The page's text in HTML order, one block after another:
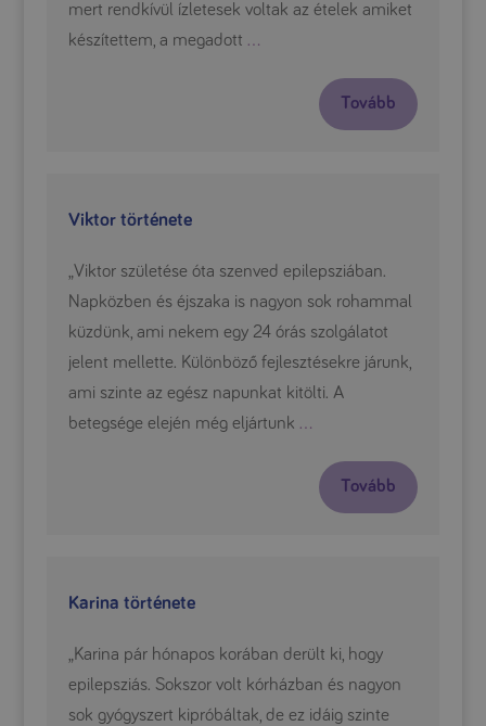
mert rendkívül ízletesek voltak az ételek amiket
készítettem, a megadott …
Tovább
Viktor története
„Viktor születése óta szenved epilepsziában.
Napközben és éjszaka is nagyon sok rohammal
küzdünk, ami nekem egy 24 órás szolgálatot
jelent mellette. Különböző fejlesztésekre járunk,
ami szinte az egész napunkat kitölti. A
betegsége elején még eljártunk …
Tovább
Karina története
„Karina pár hónapos korában derült ki, hogy
epilepsziás. Sokszor volt kórházban és nagyon
sok gyógyszert kipróbáltak, de ez idáig szinte